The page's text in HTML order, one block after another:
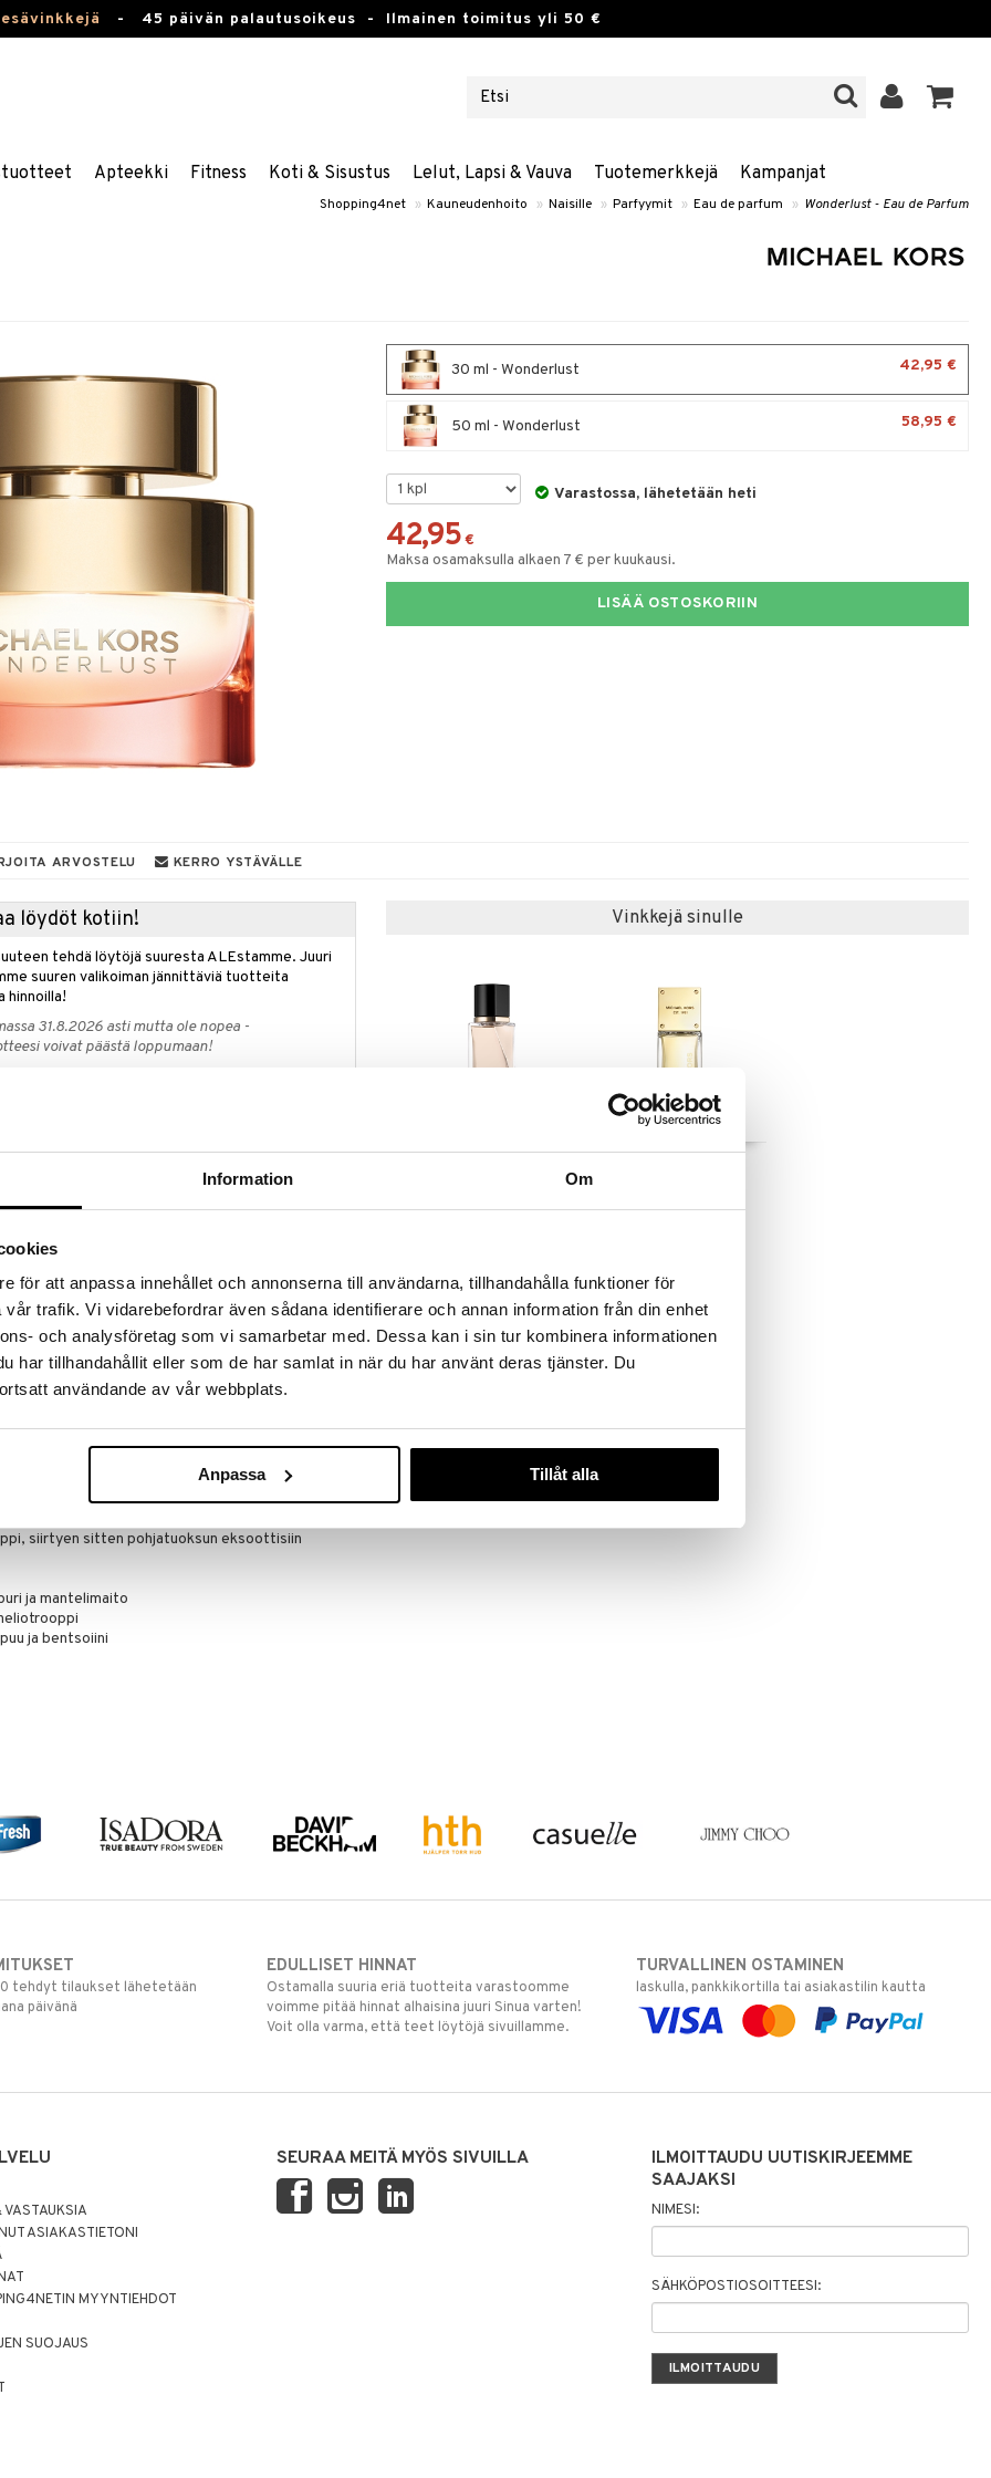
Information Om
för att anpassa innehållet och annonserna till användarna, tillhandahålla funktioner för
trafik. Vi vidarebefordrar även sådana identifierare och annan information från din enhet
och analysföretag som vi samarbetar med. Dessa kan i sin tur kombinera informationen
har tillhandahållit eller som de har samlat in när du har använt deras tjänster. Du
användande av vår webbplats.
Anpassa Tillåt alla
- 45 päivän palautusoikeus - Ilmainen toimitus yli 50 €
Apteekki Fitness Koti & Sisustus Lelut, Lapsi & Vauva Tuotemerkkejä Kampanjat
Shopping4net » Kauneudenhoito » Naisille » Parfyymit » Eau de parfum » Wonderlust - Eau de Parfum
30 ml - Wonderlust 42,95 €
50 ml - Wonderlust 58,95 €
Varastossa, lähetetään heti
42,95 €
Maksa osamaksulla alkaen 7 € per kuukausi.
LISÄÄ OSTOSKORIIN
ARVOSTELU KERRO YSTÄVÄLLE
löydöt kotiin!
tehdä löytöjä suuresta ALEstamme. Juuri
suuren valikoiman jännittäviä tuotteita
hinnoilla!
31.8.2026 asti mutta ole nopea -
voivat päästä loppumaan!
kaupan päälle
card holder kaupan päälle, arvo 18 eur.
niin kauan kuin tuotteita riittää.
avautuu italialaisen bergamotinin
rosépippurilla, rauhoittuen sitten hienostuneen
siirtyen sitten pohjatuoksun eksoottisiin
ja mantelimaito
ja bentsoiini
Vinkkejä sinulle
Parfum
tehdyt tilaukset lähetetään
päivänä
EDULLISET HINNAT
Ostamalla suuria eriä tuotteita varastoomme
voimme pitää hinnat alhaisina juuri Sinua varten!
Voit olla varma, että teet löytöjä sivuillamme.
TURVALLINEN OSTAMINEN
laskulla, pankkikortilla tai asiakastilin kautta
ASIAKASTIETONI
MYYNTIEHDOT
SUOJAUS
SEURAA MEITÄ MYÖS SIVUILLA
ILMOITTAUDU UUTISKIRJEEMME
SAAJAKSI
NIMESI:
SÄHKÖPOSTIOSOITTEESI: